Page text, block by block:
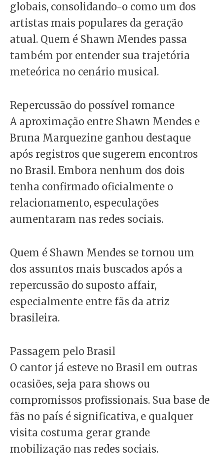
globais, consolidando-o como um dos
artistas mais populares da geração
atual. Quem é Shawn Mendes passa
também por entender sua trajetória
meteórica no cenário musical.
Repercussão do possível romance
A aproximação entre Shawn Mendes e
Bruna Marquezine ganhou destaque
após registros que sugerem encontros
no Brasil. Embora nenhum dos dois
tenha confirmado oficialmente o
relacionamento, especulações
aumentaram nas redes sociais.
Quem é Shawn Mendes se tornou um
dos assuntos mais buscados após a
repercussão do suposto affair,
especialmente entre fãs da atriz
brasileira.
Passagem pelo Brasil
O cantor já esteve no Brasil em outras
ocasiões, seja para shows ou
compromissos profissionais. Sua base de
fãs no país é significativa, e qualquer
visita costuma gerar grande
mobilização nas redes sociais.